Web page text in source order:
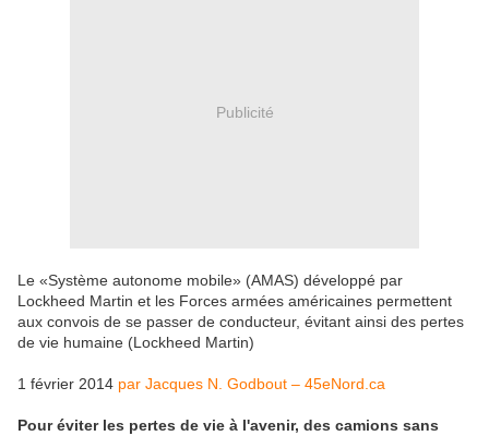
Publicité
Le «Système autonome mobile» (AMAS) développé par
Lockheed Martin et les Forces armées américaines permettent
aux convois de se passer de conducteur, évitant ainsi des pertes
de vie humaine (Lockheed Martin)
1 février 2014 par Jacques N. Godbout – 45eNord.ca
Pour éviter les pertes de vie à l'avenir, des camions sans